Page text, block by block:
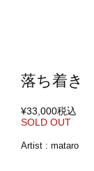
落ち着き
¥33,000税込
SOLD OUT
Artist : mataro